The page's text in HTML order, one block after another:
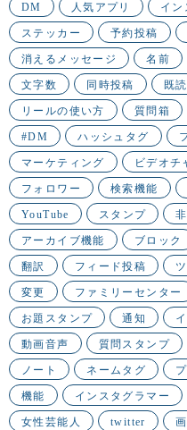
DM 人気アプリ イン
ステッカー 予約投稿
消えるメッセージ 名前
文字数 同時投稿 既読
リールの使い方 質問箱
#DM ハッシュタグ
マーケティング ビデオチ
フォロワー 検索機能
YouTube スタンプ
アーカイブ機能 ブロック
翻訳 フィード投稿
変更 ファミリーセンター
お題スタンプ 通知
動画音声 質問スタンプ
ノート ネームタグ
機能 インスタグラマー
女性芸能人 twitter